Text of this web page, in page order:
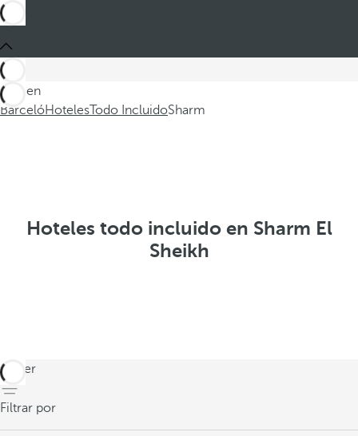
Está en
BarcelóHotelesTodo IncluidoSharm
Hoteles todo incluido en Sharm El
Sheikh
volver
Filtrar por